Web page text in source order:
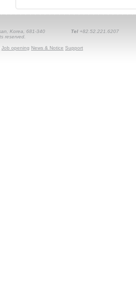
Korea, 681-340 Tel +82.52.221.6207
reserved.
Job opening News & Notice Support